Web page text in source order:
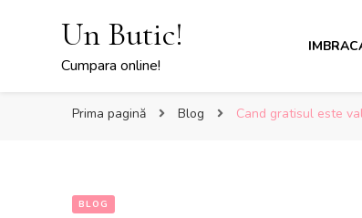
Un Butic!
Cumpara online!
Prima pagină Blog Cand gratisul este
BLOG